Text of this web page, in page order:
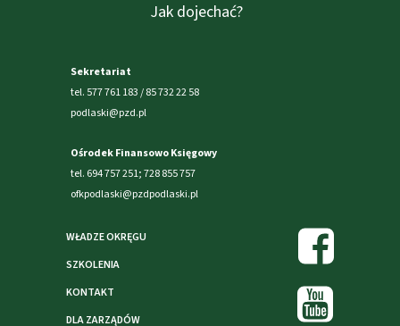
Jak dojechać?
Sekretariat
tel. 577 761 183 / 85 732 22 58
podlaski@pzd.pl
Ośrodek Finansowo Księgowy
tel. 694 757 251; 728 855 757
ofkpodlaski@pzdpodlaski.pl
WŁADZE OKRĘGU
SZKOLENIA
KONTAKT
DLA ZARZĄDÓW